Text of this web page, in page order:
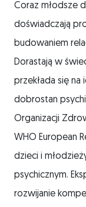
Coraz młodsze
doświadczają
budowaniem
Dorastają w
przekłada się
dobrostan
Organizacji
WHO European
dzieci i
psychicznym.
rozwijanie